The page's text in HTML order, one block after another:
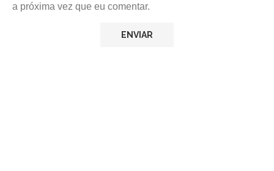
a próxima vez que eu comentar.